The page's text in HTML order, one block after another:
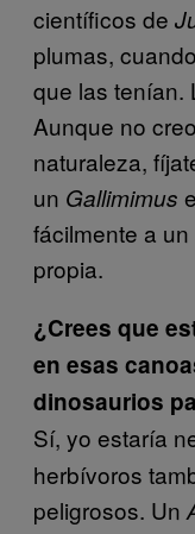
científicos de
plumas,
que las tenían.
Aunque no
naturaleza,
un Gallimimus
fácilmente a
propia.
¿Crees que
en esas
dinosaurios
Sí, yo estaría
herbívoros
peligrosos. Un